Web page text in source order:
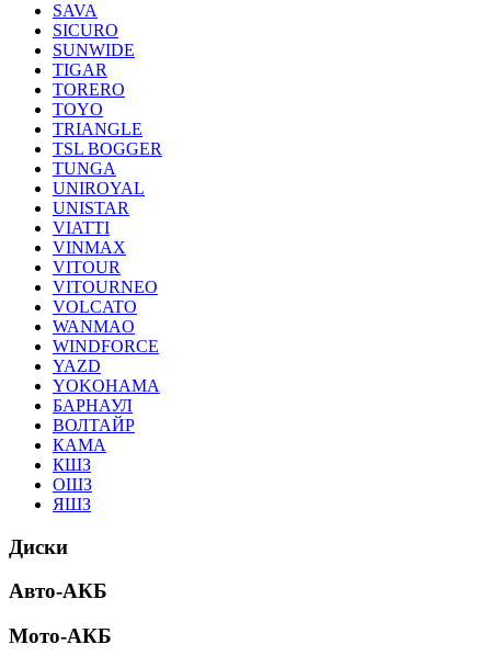
SAVA
SICURO
SUNWIDE
TIGAR
TORERO
TOYO
TRIANGLE
TSL BOGGER
TUNGA
UNIROYAL
UNISTAR
VIATTI
VINMAX
VITOUR
VITOURNEO
VOLCATO
WANMAO
WINDFORCE
YAZD
YOKOHAMA
БАРНАУЛ
ВОЛТАЙР
КАМА
КШЗ
ОШЗ
ЯШЗ
Диски
Авто-АКБ
Мото-АКБ